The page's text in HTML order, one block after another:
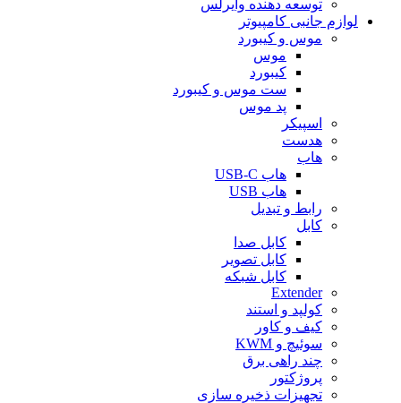
توسعه دهنده وایرلس
لوازم جانبی کامپیوتر
موس و کیبورد
موس
کیبورد
ست موس و کیبورد
پد موس
اسپیکر
هدست
هاب
هاب USB-C
هاب USB
رابط و تبدیل
کابل
کابل صدا
کابل تصویر
کابل شبکه
Extender
کولپد و استند
کیف و کاور
سوئیچ و KWM
چند راهی برق
پروژکتور
تجهیزات ذخیره سازی